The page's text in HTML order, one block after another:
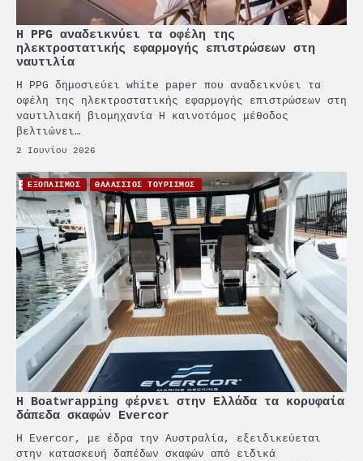
Η PPG αναδεικνύει τα οφέλη της
ηλεκτροστατικής εφαρμογής επιστρώσεων στη
ναυτιλία
Η PPG δημοσιεύει white paper που αναδεικνύει τα
οφέλη της ηλεκτροστατικής εφαρμογής επιστρώσεων στη
ναυτιλιακή βιομηχανία Η καινοτόμος μέθοδος
βελτιώνει…
2 Ιουνίου 2026
ΕΞΟΠΛΙΣΜΟΣ ΘΑΛΑΣΣΙΟΣ ΤΟΥΡΙΣΜΟΣ
H Boatwrapping φέρνει στην Ελλάδα τα κορυφαία
δάπεδα σκαφών Evercor
Η Evercor, με έδρα την Αυστραλία, εξειδικεύεται
στην κατασκευή δαπέδων σκαφών από ειδικά